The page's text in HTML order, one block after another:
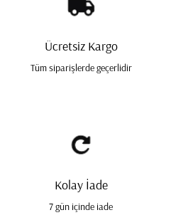
Ücretsiz Kargo
Tüm siparişlerde geçerlidir
Kolay İade
7 gün içinde iade